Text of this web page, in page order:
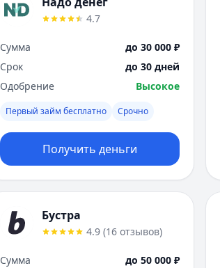
4.7
Сумма
до 30 000 ₽
Срок
до 30 дней
Одобрение
Высокое
Первый займ бесплатно Срочно
Получить деньги
Бустра
4.9 (16 отзывов)
Сумма до 50 000 ₽